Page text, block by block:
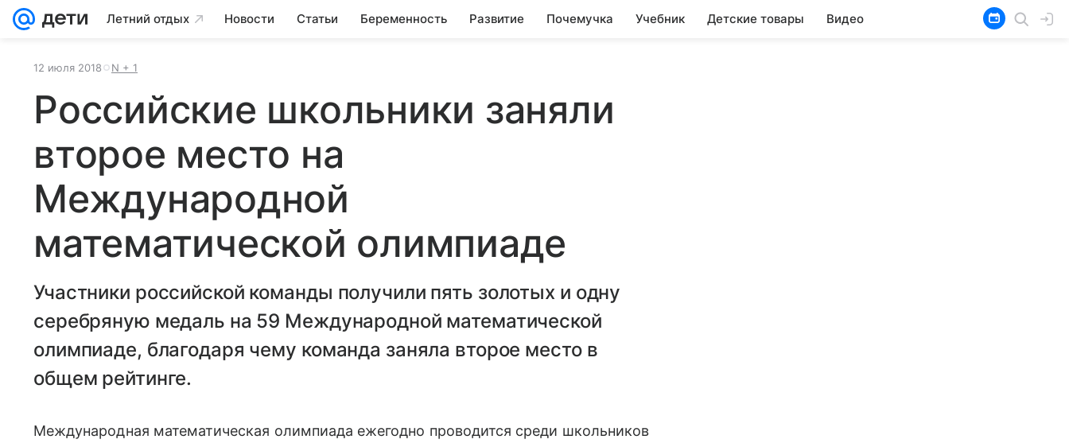
Летний отдых Новости Статьи Беременность Развитие Почемучка Учебник Детские товары Видео
12 июля 2018 N + 1
Российские школьники заняли
второе место на
Международной
математической олимпиаде
Участники российской команды получили пять золотых и одну
серебряную медаль на 59 Международной математической
олимпиаде, благодаря чему команда заняла второе место в
общем рейтинге.
Международная математическая олимпиада ежегодно проводится среди школьников